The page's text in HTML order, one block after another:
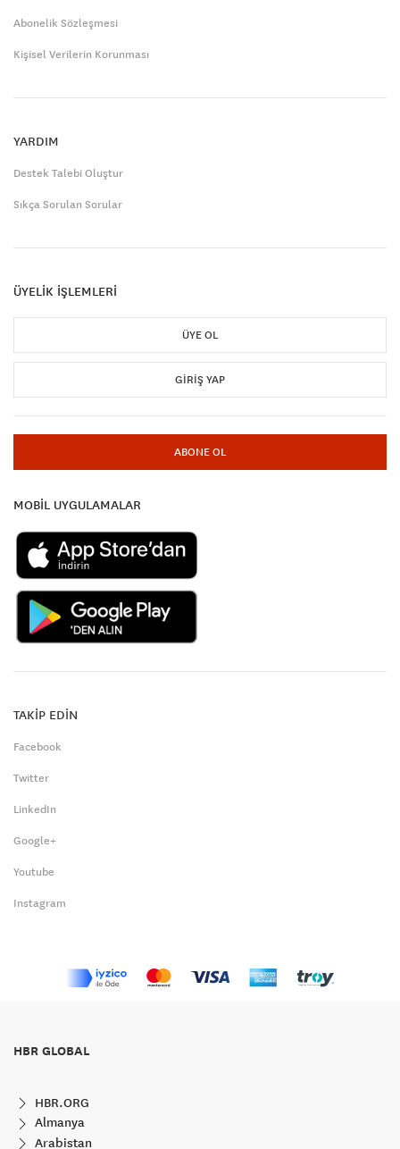
Abonelik Sözleşmesi
Kişisel Verilerin Korunması
YARDIM
Destek Talebi Oluştur
Sıkça Sorulan Sorular
ÜYELİK İŞLEMLERİ
ÜYE OL
GIRIŞ YAP
ABONE OL
MOBİL UYGULAMALAR
TAKİP EDİN
Facebook
Twitter
LinkedIn
Google+
Youtube
Instagram
HBR GLOBAL
HBR.ORG
Almanya
Arabistan